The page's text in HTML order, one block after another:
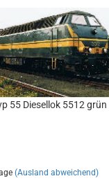
55 Diesellok 5512 grün
(Ausland abweichend)